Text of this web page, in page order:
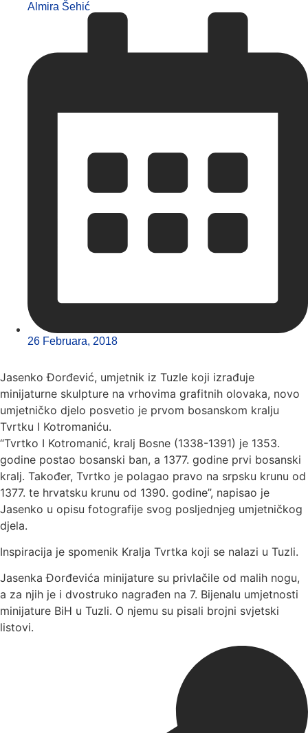
Almira Šehić
26 Februara, 2018
Jasenko Đorđević, umjetnik iz Tuzle koji izrađuje
minijaturne skulpture na vrhovima grafitnih olovaka, novo
umjetničko djelo posvetio je prvom bosanskom kralju
Tvrtku I Kotromaniću.
“Tvrtko I Kotromanić, kralj Bosne (1338-1391) je 1353.
godine postao bosanski ban, a 1377. godine prvi bosanski
kralj. Također, Tvrtko je polagao pravo na srpsku krunu od
1377. te hrvatsku krunu od 1390. godine”, napisao je
Jasenko u opisu fotografije svog posljednjeg umjetničkog
djela.
Inspiracija je spomenik Kralja Tvrtka koji se nalazi u Tuzli.
Jasenka Đorđevića minijature su privlačile od malih nogu,
a za njih je i dvostruko nagrađen na 7. Bijenalu umjetnosti
minijature BiH u Tuzli. O njemu su pisali brojni svjetski
listovi.